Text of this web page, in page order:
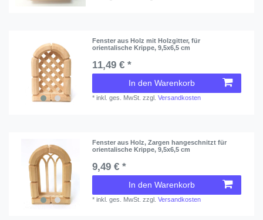
Fenster aus Holz mit Holzgitter, für
orientalische Krippe, 9,5x6,5 cm
11,49 € *
In den Warenkorb
*inkl. ges. MwSt. zzgl.Versandkosten
Fenster aus Holz, Zargen hangeschnitzt für
orientalische Krippe, 9,5x6,5 cm
9,49 € *
In den Warenkorb
*inkl. ges. MwSt. zzgl.Versandkosten